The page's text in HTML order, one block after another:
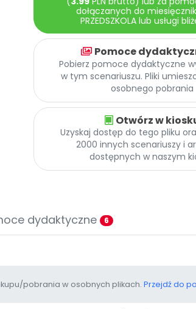
dołączanych do
PRZEDSZKOLA lub usługi
Pomoce
Pobierz pomoce dydaktyczne
w tym scenariuszu. Pliki
osobnego pobrania
Otwórz w
Uzyskaj dostęp do tego pliku
2000 innych scenariuszy i
dostępnych w naszym
dydaktyczne 6
pobrania w osobnych plikach. Przejdź do